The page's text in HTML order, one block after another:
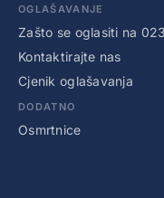
OGLAŠAVANJE
Zašto se oglasiti na
Kontaktirajte nas
Cjenik oglašavanja
DODATNO
Osmrtnice